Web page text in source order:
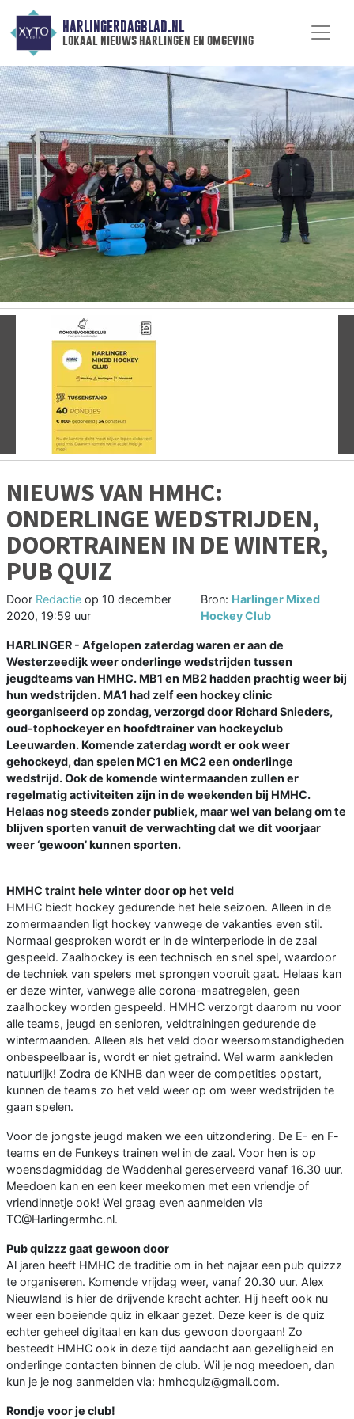
HARLINGERDAGBLAD.NL
lokaal nieuws harlingen en omgeving
NIEUWS VAN HMHC:
ONDERLINGE WEDSTRIJDEN,
DOORTRAINEN IN DE WINTER,
PUB QUIZ
Door Redactie op 10 december
2020, 19:59 uur
Bron: Harlinger Mixed
Hockey Club
HARLINGER - Afgelopen zaterdag waren er aan de
Westerzeedijk weer onderlinge wedstrijden tussen
jeugdteams van HMHC. MB1 en MB2 hadden prachtig weer bij
hun wedstrijden. MA1 had zelf een hockey clinic
georganiseerd op zondag, verzorgd door Richard Snieders,
oud-tophockeyer en hoofdtrainer van hockeyclub
Leeuwarden. Komende zaterdag wordt er ook weer
gehockeyd, dan spelen MC1 en MC2 een onderlinge
wedstrijd. Ook de komende wintermaanden zullen er
regelmatig activiteiten zijn in de weekenden bij HMHC.
Helaas nog steeds zonder publiek, maar wel van belang om te
blijven sporten vanuit de verwachting dat we dit voorjaar
weer ‘gewoon’ kunnen sporten.
HMHC traint hele winter door op het veld
HMHC biedt hockey gedurende het hele seizoen. Alleen in de
zomermaanden ligt hockey vanwege de vakanties even stil.
Normaal gesproken wordt er in de winterperiode in de zaal
gespeeld. Zaalhockey is een technisch en snel spel, waardoor
de techniek van spelers met sprongen vooruit gaat. Helaas kan
er deze winter, vanwege alle corona-maatregelen, geen
zaalhockey worden gespeeld. HMHC verzorgt daarom nu voor
alle teams, jeugd en senioren, veldtrainingen gedurende de
wintermaanden. Alleen als het veld door weersomstandigheden
onbespeelbaar is, wordt er niet getraind. Wel warm aankleden
natuurlijk! Zodra de KNHB dan weer de competities opstart,
kunnen de teams zo het veld weer op om weer wedstrijden te
gaan spelen.
Voor de jongste jeugd maken we een uitzondering. De E- en F-
teams en de Funkeys trainen wel in de zaal. Voor hen is op
woensdagmiddag de Waddenhal gereserveerd vanaf 16.30 uur.
Meedoen kan en een keer meekomen met een vriendje of
vriendinnetje ook! Wel graag even aanmelden via
TC@Harlingermhc.nl.
Pub quizzz gaat gewoon door
Al jaren heeft HMHC de traditie om in het najaar een pub quizzz
te organiseren. Komende vrijdag weer, vanaf 20.30 uur. Alex
Nieuwland is hier de drijvende kracht achter. Hij heeft ook nu
weer een boeiende quiz in elkaar gezet. Deze keer is de quiz
echter geheel digitaal en kan dus gewoon doorgaan! Zo
besteedt HMHC ook in deze tijd aandacht aan gezelligheid en
onderlinge contacten binnen de club. Wil je nog meedoen, dan
kun je je nog aanmelden via: hmhcquiz@gmail.com.
Rondje voor je club!